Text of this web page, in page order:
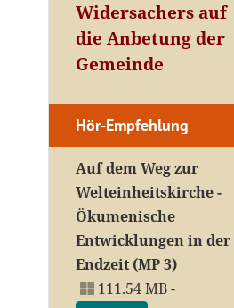
Widersachers auf
die Anbetung der
Gemeinde
Hör-Empfehlung
Auf dem Weg zur
Welteinheitskirche -
Ökumenische
Entwicklungen in der
Endzeit (MP 3)
111.54 MB -